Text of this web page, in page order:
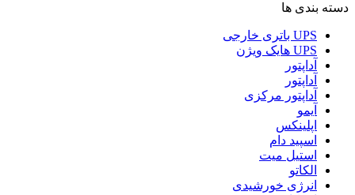
دسته بندی ها
UPS باتری خارجی
UPS هایک ویژن
آداپتور
آداپتور
آداپتور مرکزی
آیمو
اپلینکس
اسپید دام
استیل میت
الکاتو
انرژی خورشیدی